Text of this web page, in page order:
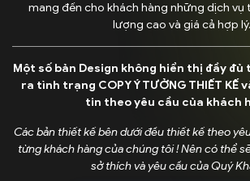
mang đến cho khách hàng những dịch
lượng cao và giá cả hợp lý.
Một số bản Design không hiển thị đầy đủ
ra tình trạng COPY Ý TƯỞNG THIẾT KẾ
tin theo yêu cầu của khách
Các bản thiết kế bên dưới đều thiết kế theo
từng khách hàng của chúng tôi ! Nên có thể
sở thích và yêu cầu của Quý